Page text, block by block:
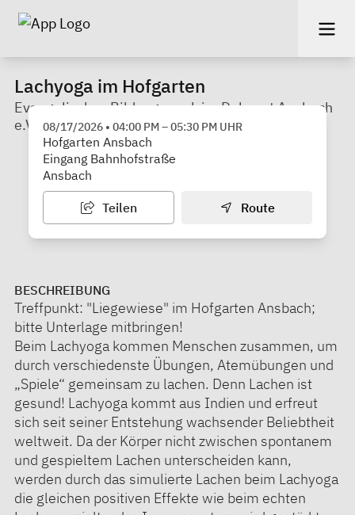
Lachyoga im Hofgarten
Evangelisches Bildungswerk im Dekanat Ansbach
e.V.
08/17/2026 • 04:00 PM–05:30 PM UHR
Hofgarten Ansbach
Eingang Bahnhofstraße
Ansbach
Teilen Route
BESCHREIBUNG
Treffpunkt: "Liegewiese" im Hofgarten Ansbach;
bitte Unterlage mitbringen!
Beim Lachyoga kommen Menschen zusammen, um
durch verschiedenste Übungen, Atemübungen und
„Spiele“ gemeinsam zu lachen. Denn Lachen ist
gesund! Lachyoga kommt aus Indien und erfreut
sich seit seiner Entstehung wachsender Beliebtheit
weltweit. Da der Körper nicht zwischen spontanem
und gespieltem Lachen unterscheiden kann,
werden durch das simulierte Lachen beim Lachyoga
die gleichen positiven Effekte wie beim echten